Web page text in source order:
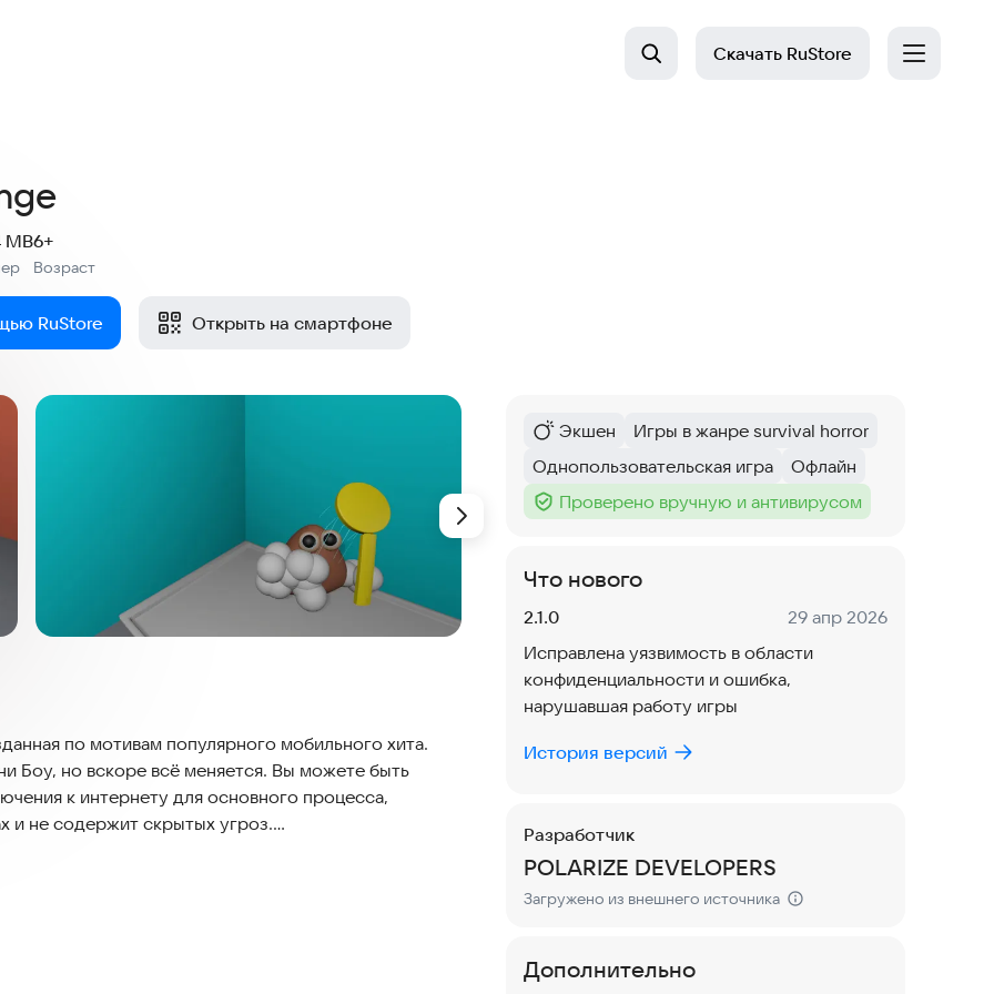
Скачать RuStore
MB
Возраст
6+
RuStore Открыть на смартфоне
по мотивам популярного мобильного хита.
Боу, но вскоре всё меняется. Вы можете быть
к интернету для основного процесса,
и не содержит скрытых угроз.
в пугающую цепочку событий, ломающих все ваши
его, моете и играете. Однако развитие сюжета
и тревожные ситуации. Чтобы выбраться
Категория
Экшен
Тег:
Игры в жанре survival horror
Тег:
Однопользовательская игра
Тег:
Офлайн
Тег :
Проверено вручную и антивирусом
Что нового
Версия:
2.1.0 Дата:
29 апр 2026
Исправлена уязвимость в области
конфиденциальности и ошибка,
нарушавшая работу игры
История версий
Разработчик
POLARIZE DEVELOPERS
Загружено из внешнего источника
Дополнительно